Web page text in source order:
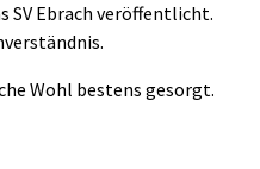
SV Ebrach veröffentlicht.
Wohl bestens gesorgt.